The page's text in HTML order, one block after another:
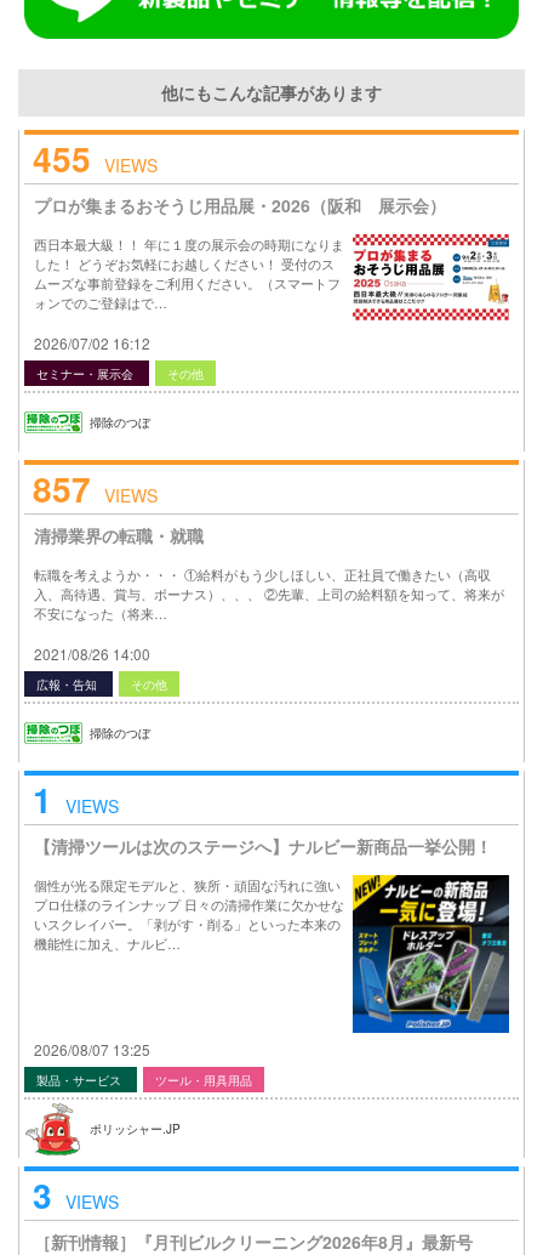
他にもこんな記事があります
455 VIEWS
プロが集まるおそうじ用品展・2026（阪和 展示会）
西日本最大級！！ 年に１度の展示会の時期になりま
した！ どうぞお気軽にお越しください！ 受付のス
ムーズな事前登録をご利用ください。（スマートフ
ォンでのご登録はで…
2026/07/02 16:12
セミナー・展示会 その他
掃除のつぼ
857 VIEWS
清掃業界の転職・就職
転職を考えようか・・・ ①給料がもう少しほしい、正社員で働きたい（高収
入、高待遇、賞与、ボーナス）、、、 ②先輩、上司の給料額を知って、将来が
不安になった（将来…
2021/08/26 14:00
広報・告知 その他
掃除のつぼ
1
VIEWS
【清掃ツールは次のステージへ】ナルビー新商品一挙公開！
個性が光る限定モデルと、狭所・頑固な汚れに強い
プロ仕様のラインナップ 日々の清掃作業に欠かせな
いスクレイパー。「剥がす・削る」といった本来の
機能性に加え、ナルビ…
2026/08/07 13:25
製品・サービス ツール・用具用品
ポリッシャー.JP
3 VIEWS
［新刊情報］『月刊ビルクリーニング2026年8月』最新号